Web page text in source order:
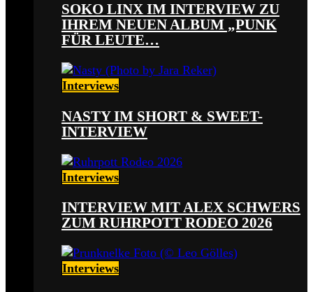
SOKO LINX IM INTERVIEW ZU
IHREM NEUEN ALBUM „PUNK
FÜR LEUTE…
Interviews
NASTY IM SHORT & SWEET-
INTERVIEW
Interviews
INTERVIEW MIT ALEX SCHWERS
ZUM RUHRPOTT RODEO 2026
Interviews